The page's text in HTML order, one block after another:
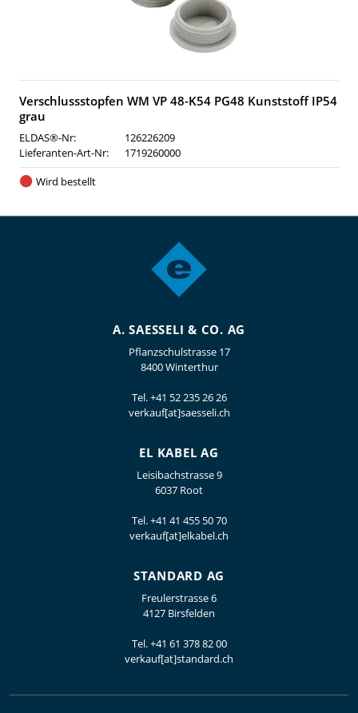
Verschlussstopfen WM VP 48-K54 PG48 Kunststoff IP54
grau
ELDAS®-Nr:
126226209
Lieferanten-Art-Nr:
1719260000
Wird bestellt
A. SAESSELI & CO. AG
Pflanzschulstrasse 17
8400 Winterthur
Tel.+41 52 235 26 26
verkauf[at]saesseli.ch
EL KABEL AG
Leisibachstrasse 9
6037 Root
Tel.+41 41 455 50 70
verkauf[at]elkabel.ch
STANDARD AG
Freulerstrasse 6
4127 Birsfelden
Tel.+41 61 378 82 00
verkauf[at]standard.ch